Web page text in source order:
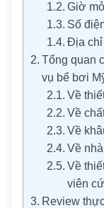
Giờ
Số
Địa chỉ
Tổng quan
vụ bể bơi
Về
Về
Về
Về
Về
viên
Review